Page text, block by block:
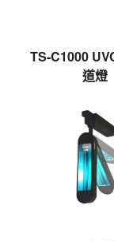
TS-C1000
道燈